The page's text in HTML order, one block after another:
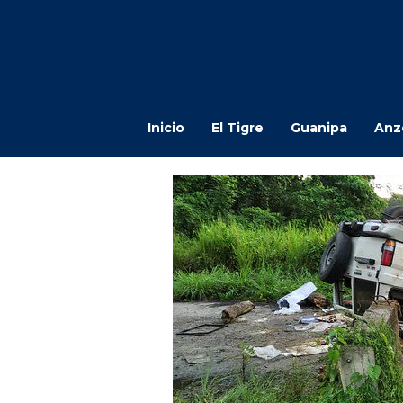
Inicio El Tigre Guanipa